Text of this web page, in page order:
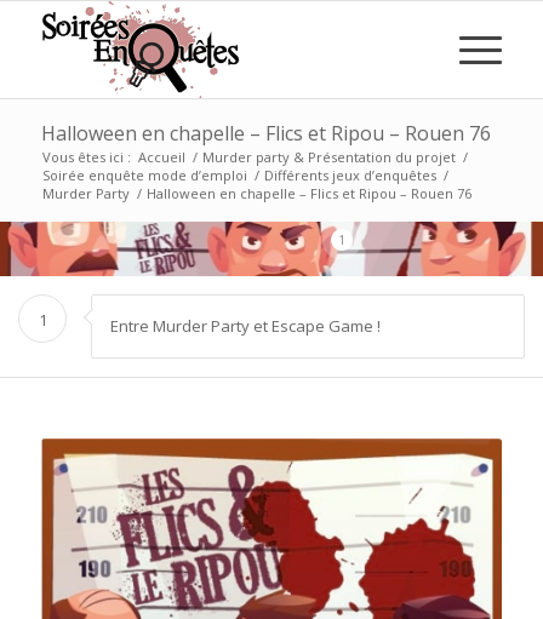
Halloween en chapelle – Flics et Ripou – Rouen 76
Vous êtes ici : Accueil / Murder party & Présentation du projet /
Soirée enquête mode d’emploi / Différents jeux d’enquêtes /
Murder Party / Halloween en chapelle – Flics et Ripou – Rouen 76
1
1 Entre Murder Party et Escape Game !